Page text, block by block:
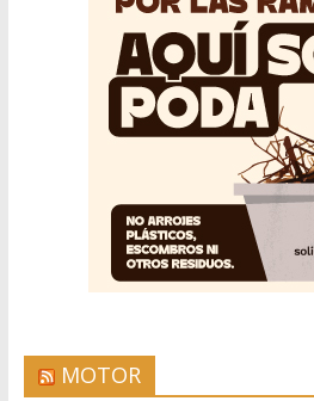
MOTOR